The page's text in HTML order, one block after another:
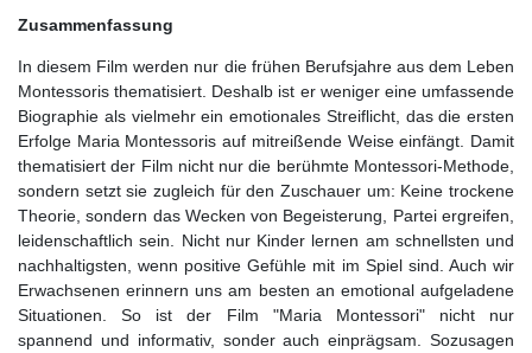
Zusammenfassung
In diesem Film werden nur die frühen Berufsjahre aus dem Leben
Montessoris thematisiert. Deshalb ist er weniger eine umfassende
Biographie als vielmehr ein emotionales Streiflicht, das die ersten
Erfolge Maria Montessoris auf mitreißende Weise einfängt. Damit
thematisiert der Film nicht nur die berühmte Montessori-Methode,
sondern setzt sie zugleich für den Zuschauer um: Keine trockene
Theorie, sondern das Wecken von Begeisterung, Partei ergreifen,
leidenschaftlich sein. Nicht nur Kinder lernen am schnellsten und
nachhaltigsten, wenn positive Gefühle mit im Spiel sind. Auch wir
Erwachsenen erinnern uns am besten an emotional aufgeladene
Situationen. So ist der Film "Maria Montessori" nicht nur
spannend und informativ, sonder auch einprägsam. Sozusagen